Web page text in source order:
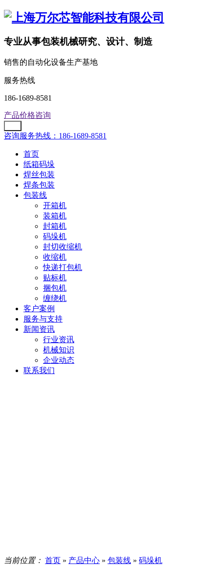
专业从事包装机械研究、设计、制造
销售的自动化设备生产基地
服务热线
186-1689-8581
产品价格咨询
咨询服务热线：186-1689-8581
首页
纸箱码垛
焊丝包装
焊条包装
包装线
开箱机
装箱机
封箱机
码垛机
封切收缩机
收缩机
快递打包机
贴标机
捆包机
缠绕机
客户案例
服务与支持
新闻资讯
行业资讯
机械知识
企业动态
联系我们
当前位置： 首页 » 产品中心 » 包装线 » 码垛机